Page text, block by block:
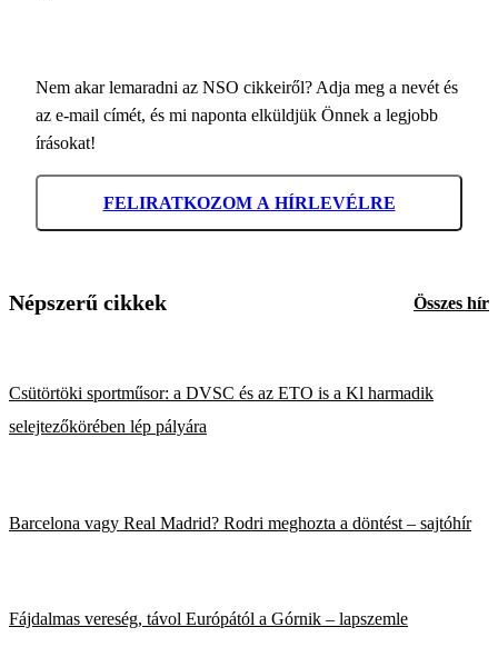
Nem akar lemaradni az NSO cikkeiről? Adja meg a nevét és
az e-mail címét, és mi naponta elküldjük Önnek a legjobb
írásokat!
FELIRATKOZOM A HÍRLEVÉLRE
Népszerű cikkek Összes hír
Csütörtöki sportműsor: a DVSC és az ETO is a Kl harmadik
selejtezőkörében lép pályára
Barcelona vagy Real Madrid? Rodri meghozta a döntést – sajtóhír
Fájdalmas vereség, távol Európától a Górnik – lapszemle